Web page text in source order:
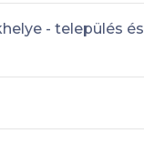
- település és